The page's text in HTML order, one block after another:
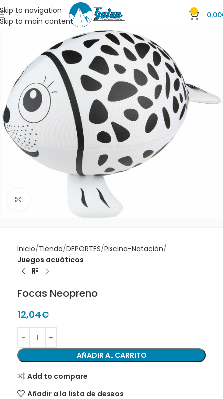
Skip to navigation
Skip to main content
0 0,00
Clic para ampliar
Inicio Tienda DEPORTES Piscina-Natación
Juegos acuáticos
Focas Neopreno
12,04€
AÑADIR AL CARRITO
Add to compare
Añadir a la lista de deseos